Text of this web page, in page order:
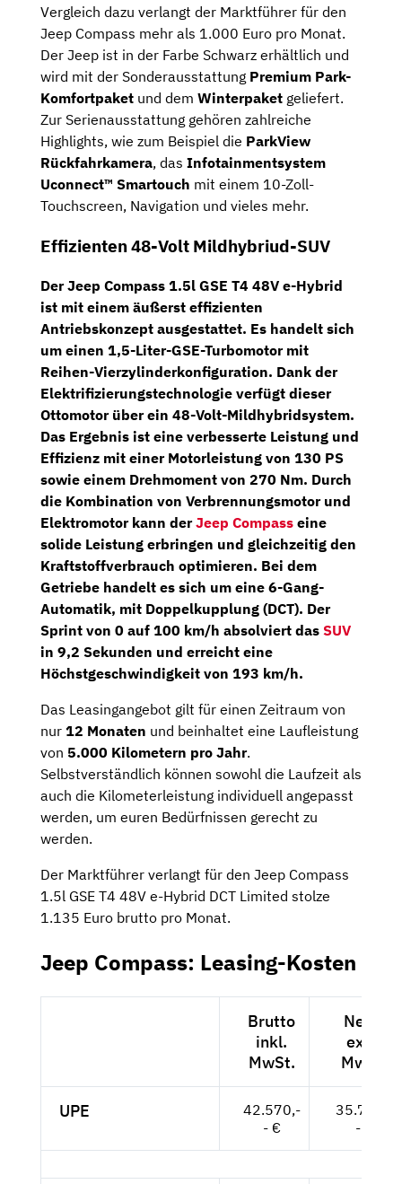
Vergleich dazu verlangt der Marktführer für den
Jeep Compass mehr als 1.000 Euro pro Monat.
Der Jeep ist in der Farbe Schwarz erhältlich und
wird mit der Sonderausstattung Premium Park-
Komfortpaket und dem Winterpaket geliefert.
Zur Serienausstattung gehören zahlreiche
Highlights, wie zum Beispiel die ParkView
Rückfahrkamera, das Infotainmentsystem
Uconnect™ Smartouch mit einem 10-Zoll-
Touchscreen, Navigation und vieles mehr.
Effizienten 48-Volt Mildhybriud-SUV
Der Jeep Compass 1.5l GSE T4 48V e-Hybrid
ist mit einem äußerst effizienten
Antriebskonzept ausgestattet. Es handelt sich
um einen 1,5-Liter-GSE-Turbomotormit
Reihen-Vierzylinderkonfiguration. Dank der
Elektrifizierungstechnologie verfügt dieser
Ottomotor über ein 48-Volt-Mildhybridsystem.
Das Ergebnis ist eine verbesserte Leistung und
Effizienz mit einer Motorleistung von 130 PS
sowie einem Drehmoment von 270 Nm. Durch
die Kombination von Verbrennungsmotor und
Elektromotor kann derJeep Compass eine
solide Leistung erbringen und gleichzeitig den
Kraftstoffverbrauch optimieren. Bei dem
Getriebe handelt es sich um eine 6-Gang-
Automatik, mit Doppelkupplung (DCT). Der
Sprint von 0 auf 100 km/h absolviert das SUV
in 9,2 Sekunden und erreicht eine
Höchstgeschwindigkeit von 193 km/h.
Das Leasingangebot gilt für einen Zeitraum von
nur 12 Monaten und beinhaltet eine Laufleistung
von 5.000 Kilometern pro Jahr.
Selbstverständlich können sowohl die Laufzeit als
auch die Kilometerleistung individuell angepasst
werden, um euren Bedürfnissen gerecht zu
werden.
Der Marktführer verlangt für den Jeep Compass
1.5l GSE T4 48V e-Hybrid DCT Limited stolze
1.135 Euro brutto pro Monat.
Jeep Compass: Leasing-Kosten
Brutto
inkl.
MwSt.
Netto
exkl.
MwSt.
UPE
42.570,-
- €
35.773,-
- €